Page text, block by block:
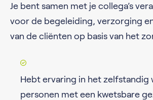
Je bent samen met je collega’s
voor de begeleiding, verzorging
van de cliënten op basis van het
Hebt ervaring in het zelfstandig
personen met een kwetsbare